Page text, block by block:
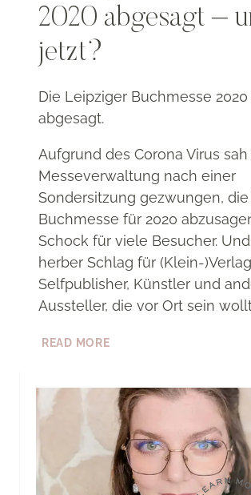
2020 abgesagt –
jetzt?
Die Leipziger Buchmesse
abgesagt.
Aufgrund des Corona Virus
Messeverwaltung nach einer
Sondersitzung gezwungen,
Buchmesse für 2020
Schock für viele Besucher.
herber Schlag für (Klein-
Selfpublisher, Künstler und
Aussteller, die vor Ort sein
READ MORELEIPZIGER
ABGESAGT
UND
JETZT?